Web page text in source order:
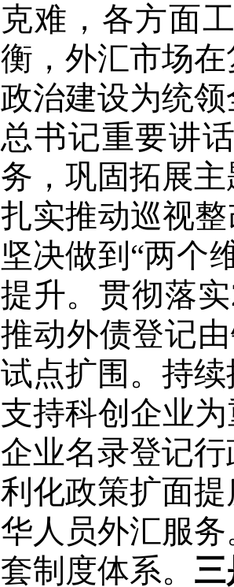
克难，各方面
衡，外汇市场
政治建设为统
总书记重要讲
务，巩固拓展
扎实推动巡视
坚决做到“两个
提升。贯彻落实
推动外债登记
试点扩围。持
支持科创企业
企业名录登记
利化政策扩面
华人员外汇服
套制度体系。 三